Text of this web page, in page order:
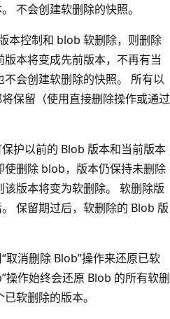
不会创建软删除的快照。
本控制和 blob 软删除，则删除
本将变成先前版本，不再有当
会创建软删除的快照。 所有以
保留（使用直接删除操作或通过
护以前的 Blob 版本和当前版本
使删除 blob，版本仍保持未删除
版本将变为软删除。 软删除版
保留期过后，软删除的 Blob 版
取消删除 Blob”操作来还原已软
操作始终会还原 Blob 的所有软删
软删除的版本。